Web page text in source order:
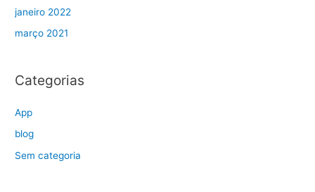
janeiro 2022
março 2021
Categorias
App
blog
Sem categoria